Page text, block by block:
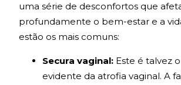
uma série de desconfortos que
profundamente o bem-estar e a
estão os mais comuns:
Secura vaginal: Este é talvez
evidente da atrofia vaginal. A